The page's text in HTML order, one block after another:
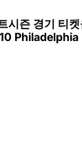
시즌 경기 티
Philadelphia